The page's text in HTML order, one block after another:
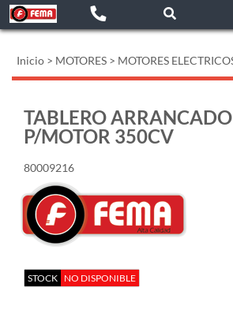
Inicio > MOTORES > MOTORES
TABLERO
P/MOTOR 350CV
80009216
STOCK NO DISPONIBLE